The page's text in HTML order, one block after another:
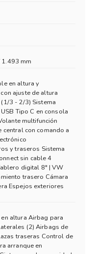
mm
en altura y
ajuste de altura
3 - 2/3) Sistema
Tipo C en consola
multifunción
con comando a
y traseros Sistema
sin cable 4
digital 8" | VW
trasero Cámara
Espejos exteriores
altura Airbag para
(2) Airbags de
traseras Control de
arranque en